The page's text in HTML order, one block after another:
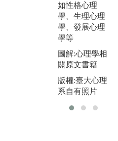
如性格心理
學、生理心理
學、發展心理
學等
圖解:心理學相
關原文書籍
版權:臺大心理
系自有照片